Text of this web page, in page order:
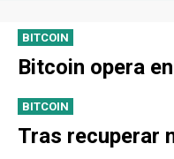
BITCOIN
Bitcoin opera
BITCOIN
Tras recuperar